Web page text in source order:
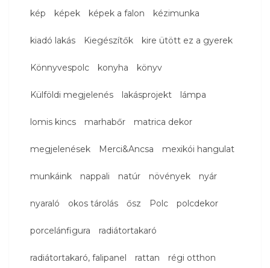
kép képek képek a falon kézimunka
kiadó lakás Kiegészítők kire ütött ez a gyerek
Könnyvespolc konyha könyv
Külföldi megjelenés lakásprojekt lámpa
lomis kincs marhabőr matrica dekor
megjelenések Merci&Ancsa mexikói hangulat
munkáink nappali natúr növények nyár
nyaraló okos tárolás ősz Polc polcdekor
porcelánfigura radiátortakaró
radiátortakaró, falipanel rattan régi otthon